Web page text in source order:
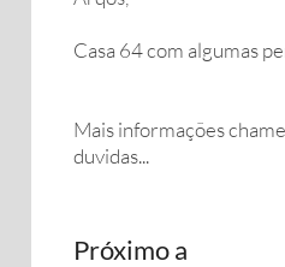
Casa 64 com algumas
Mais informações
duvidas...
Próximo a